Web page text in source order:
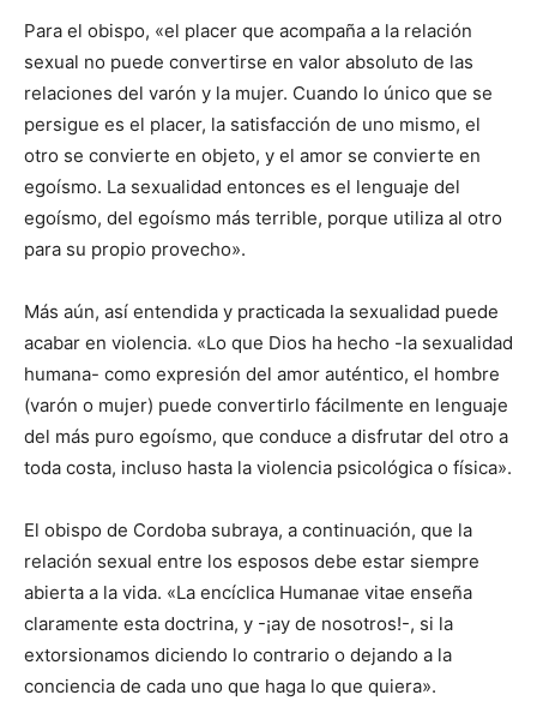
Para el obispo, «el placer que acompaña a la relación
sexual no puede convertirse en valor absoluto de las
relaciones del varón y la mujer. Cuando lo único que se
persigue es el placer, la satisfacción de uno mismo, el
otro se convierte en objeto, y el amor se convierte en
egoísmo. La sexualidad entonces es el lenguaje del
egoísmo, del egoísmo más terrible, porque utiliza al otro
para su propio provecho».
Más aún, así entendida y practicada la sexualidad puede
acabar en violencia. «Lo que Dios ha hecho -la sexualidad
humana- como expresión del amor auténtico, el hombre
(varón o mujer) puede convertirlo fácilmente en lenguaje
del más puro egoísmo, que conduce a disfrutar del otro a
toda costa, incluso hasta la violencia psicológica o física».
El obispo de Cordoba subraya, a continuación, que la
relación sexual entre los esposos debe estar siempre
abierta a la vida. «La encíclica Humanae vitae enseña
claramente esta doctrina, y -¡ay de nosotros!-, si la
extorsionamos diciendo lo contrario o dejando a la
conciencia de cada uno que haga lo que quiera».